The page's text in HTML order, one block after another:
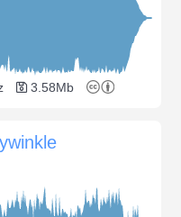
3.58Mb